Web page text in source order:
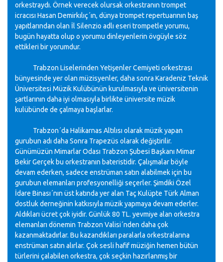
orkestraydı. Örnek verecek olursak orkestranın trompet
icracısı Hasan Demirkılıç´ın, dünya trompet repertuarının baş
yapıtlarından olan İl Silenzio adlı eseri trompetle yorumu,
bugün hayatta olup o yorumu dinleyenlerin övgüyle söz
ettikleri bir yorumdur.
Trabzon Liselerinden Yetişenler Cemiyeti orkestrası
bünyesinde yer olan müzisyenler, daha sonra Karadeniz Teknik
Üniversitesi Müzik Kulübünün kurulmasıyla ve üniversitenin
şartlarının daha iyi olmasıyla birlikte üniversite müzik
kulübünde de çalmaya başlarlar.
Trabzon´da Halikarnas Altılısı olarak müzik yapan
gurubun adı daha Sonra Trapezüs olarak değiştirilir.
Günümüzün Mimarlar Odası Trabzon Şubesi Başkanı Mimar
Bekir Gerçek bu orkestranın bateristidir. Çalışmalar böyle
devam ederken, sadece enstrüman satın alabilmek için bu
gurubun elemanları profesyonelliği seçerler. Şimdiki Özel
İdare Binası´nın üst katında yer alan Taç Kulüpte Türk Alman
dostluk derneğinin katkısıyla müzik yapmaya devam ederler.
Aldıkları ücret çok iyidir. Günlük 80 TL. yevmiye alan orkestra
elemanları dönemin Trabzon Valisi´nden daha çok
kazanmaktadırlar. Bu kazandıkları paralarla orkestralarına
enstrüman satın alırlar. Çok sesli hafif müziğin hemen bütün
türlerini çalabilen orkestra, çok seçkin hazırlanmış bir